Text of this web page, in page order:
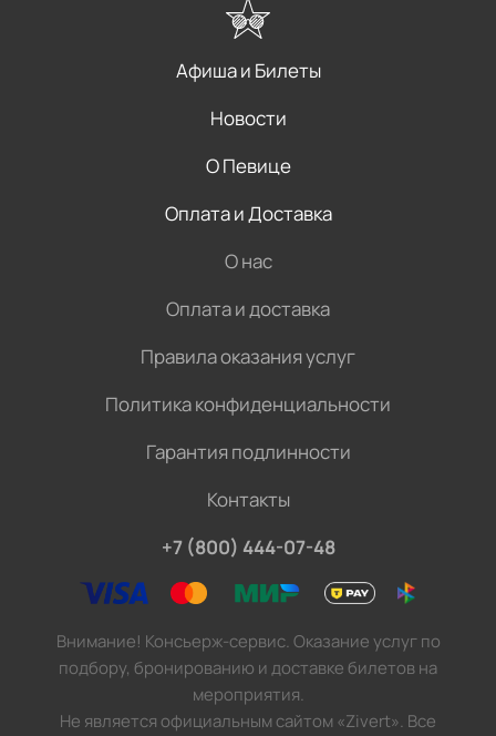
Афиша и Билеты
Новости
О Певице
Оплата и Доставка
О нас
Оплата и доставка
Правила оказания услуг
Политика конфиденциальности
Гарантия подлинности
Контакты
+7 (800) 444-07-48
Внимание! Консьерж-сервис. Оказание услуг по
подбору, бронированию и доставке билетов на
мероприятия.
Не является официальным сайтом «Zivert». Все